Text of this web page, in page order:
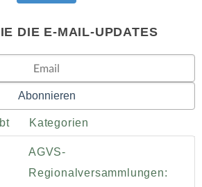
DIE E-MAIL-UPDATES
Kategorien
AGVS-
Regionalversammlungen: